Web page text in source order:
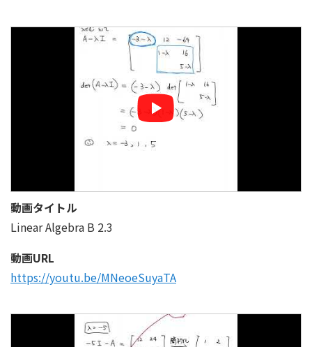
動画タイトル
Linear Algebra B 2.3
動画URL
https://youtu.be/MNeoeSuyaTA